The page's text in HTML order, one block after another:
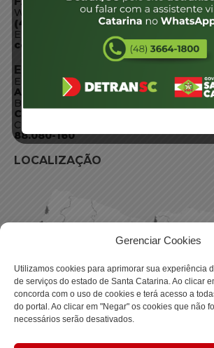
Gerenciar Cookies
Utilizamos cookies para aprimorar sua experiência
de serviços do estado de Santa Catarina. Ao clicar
concorda com o uso de cookies e terá acesso a
do portal. Ao clicar em "Negar" os cookies que não
necessários serão desativados.
WhatsApp:
(48) 3664-1800
E-mail:
ENDEREÇO
Endereço:
Av. Almirante Tamandaré - 480
Bairro:
Coqueiros, Florianópolis SC
CEP:
88.080-160
LOCALIZAÇÃO